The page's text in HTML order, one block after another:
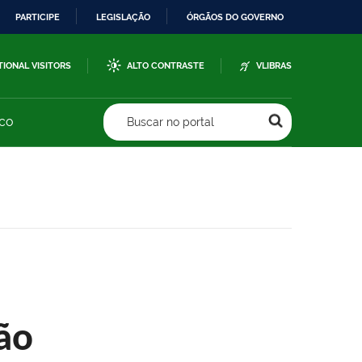
PARTICIPE LEGISLAÇÃO ÓRGÃOS DO GOVERNO
VISITORS ALTO CONTRASTE VLIBRAS
Buscar no portal